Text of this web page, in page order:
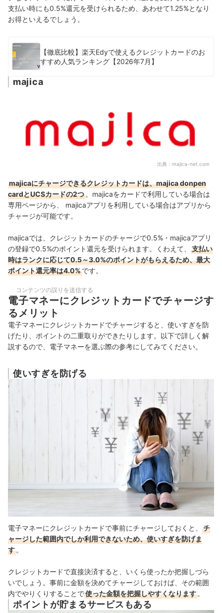
支払い時にも0.5%還元を受けられるため、あわせて1.25%となり
お得といえるでしょう。
【徹底比較】楽天Edyで使えるクレジットカードのお
すすめ人気ランキング【2026年7月】
majica
出典： majica-net.com
majicaにチャージできるクレジットカードは、majica donpen
cardとUCSカードの2つ 。 majicaをカードで利用している場合は
専用ページから、 majicaアプリを利用している場合はアプリから
チャージが可能です。
majicaでは、クレジットカードのチャージで0.5%・majicaアプリ
の登録で0.5%のポイント還元を受けられます。くわえて、
支払い
時はランクに応じて0.5～3.0%のポイントがもらえるため、最大
ポイント還元率は4.0%です。
コンテンツの誤りを送信する
電子マネーにクレジットカードでチャージす
るメリット
電子マネーにクレジットカードでチャージすると、使いすぎを防
げたり、ポイントの二重取りができたりします。以下で詳しく解
説するので、電子マネーを選ぶ際の参考にしてみてください。
使いすぎを防げる
電子マネーにクレジットカードで事前にチャージしておくと、
チ
ャージした範囲内でしか利用できないため、使いすぎを防げま
す 。
クレジットカードで直接決済すると、いくら使ったか把握しづら
いでしょう。事前に金額を決めてチャージしておけば、その範囲
内でやりくりすることで使った金額を把握しやすくなります 。
ポイントが貯まるサービスもある